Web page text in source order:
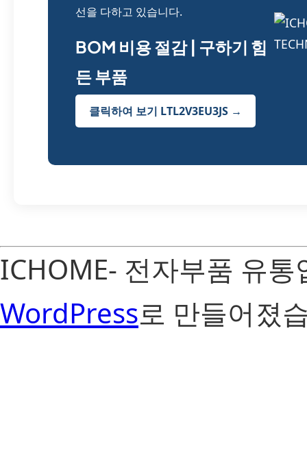
선을 다하고 있습니다.
BOM 비용 절감 | 구하기 힘
든 부품
클릭하여 보기 LTL2V3EU3JS →
ICHOME- 전자부품 유
WordPress로 만들어졌